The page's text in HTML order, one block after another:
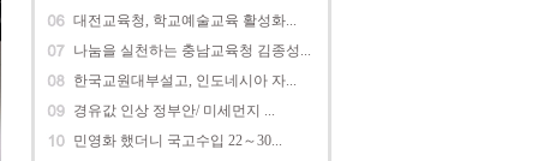
대전교육청, 학교예술교육 활성화...
나눔을 실천하는 충남교육청 김종성...
한국교원대부설고, 인도네시아 자...
경유값 인상 정부안/ 미세먼지 ...
민영화 했더니 국고수입 22～30...